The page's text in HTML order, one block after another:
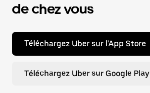
de chez vous
Téléchargez Uber sur l'App Store
Téléchargez Uber sur Google Play